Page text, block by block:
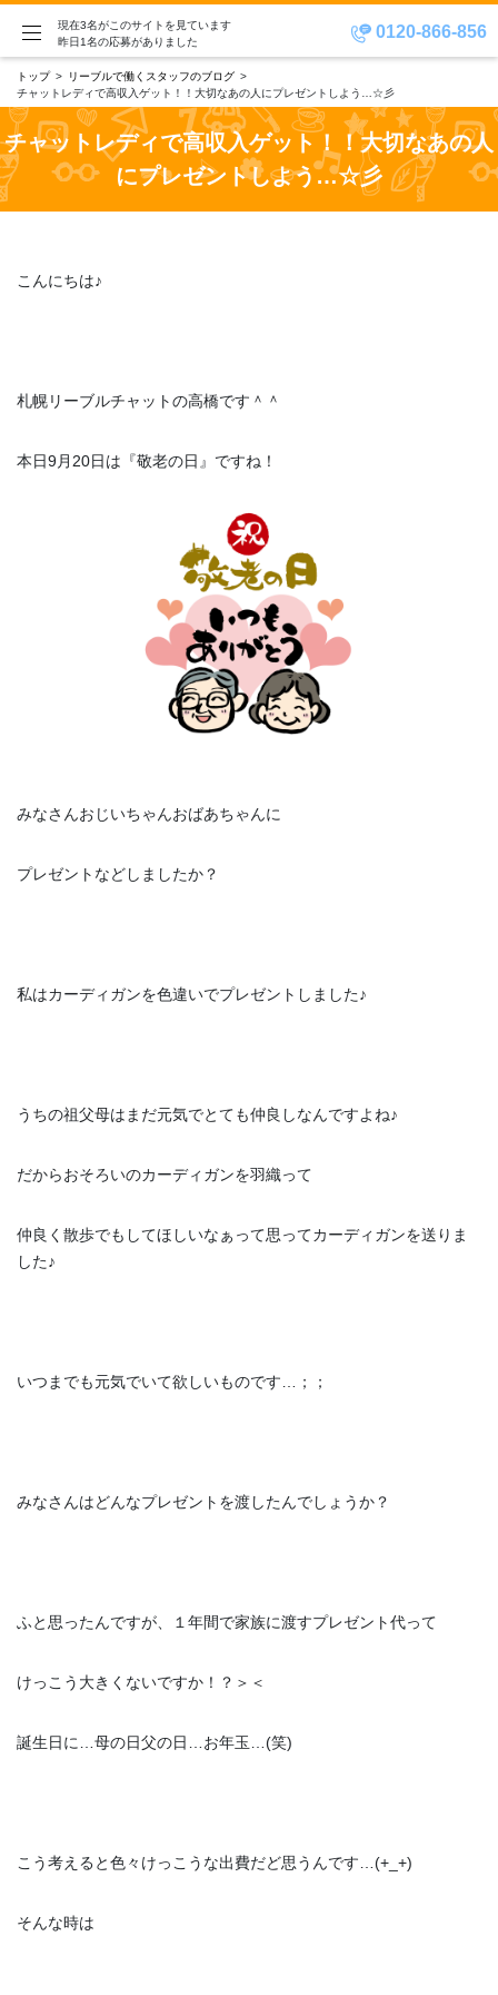
0120-866-856
現在3名がこのサイトを見ています
昨日1名の応募がありました
トップ
リーブルで働くスタッフのブログ
チャットレディで高収入ゲット！！大切なあの人にプレゼントしよう…☆彡
チャットレディで高収入ゲット！！大切なあの人
にプレゼントしよう…☆彡
こんにちは♪
札幌リーブルチャットの高橋です＾＾
本日9月20日は『敬老の日』ですね！
みなさんおじいちゃんおばあちゃんに
プレゼントなどしましたか？
私はカーディガンを色違いでプレゼントしました♪
うちの祖父母はまだ元気でとても仲良しなんですよね♪
だからおそろいのカーディガンを羽織って
仲良く散歩でもしてほしいなぁって思ってカーディガンを送りま
した♪
いつまでも元気でいて欲しいものです…；；
みなさんはどんなプレゼントを渡したんでしょうか？
ふと思ったんですが、１年間で家族に渡すプレゼント代って
けっこう大きくないですか！？＞＜
誕生日に…母の日父の日…お年玉…(笑)
こう考えると色々けっこうな出費だど思うんです…(+_+)
そんな時は